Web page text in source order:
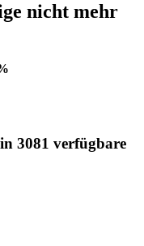
nicht mehr
3081 verfügbare